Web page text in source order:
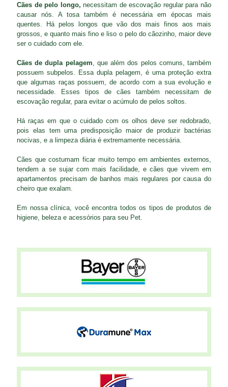
Cães de pelo longo, necessitam de escovação regular para não
causar nós. A tosa também é necessária em épocas mais
quentes. Há pelos longos que vão dos mais finos aos mais
grossos, e quanto mais fino e liso o pelo do cãozinho, maior deve
ser o cuidado com ele.
Cães de dupla pelagem, que além dos pelos comuns, também
possuem subpelos. Essa dupla pelagem, é uma proteção extra
que algumas raças possuem, de acordo com a sua evolução e
necessidade. Esses tipos de cães também necessitam de
escovação regular, para evitar o acúmulo de pelos soltos.
Há raças em que o cuidado com os olhos deve ser redobrado,
pois elas tem uma predisposição maior de produzir bactérias
nocivas, e a limpeza diária é extremamente necessária.
Cães que costumam ficar muito tempo em ambientes externos,
tendem a se sujar com mais facilidade, e cães que vivem em
apartamentos precisam de banhos mais regulares por causa do
cheiro que exalam.
Em nossa clínica, você encontra todos os tipos de produtos de
higiene, beleza e acessórios para seu Pet.